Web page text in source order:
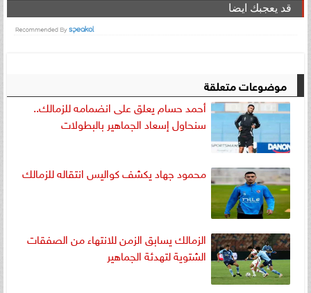
قد يعجبك ايضا
موضوعات متعلقة
أحمد حسام يعلق على انضمامه للزمالك..
سنحاول إسعاد الجماهير بالبطولات
محمود جهاد يكشف كواليس انتقاله للزمالك
الزمالك يسابق الزمن للانتهاء من الصفقات
الشتوية لتهدئة الجماهير